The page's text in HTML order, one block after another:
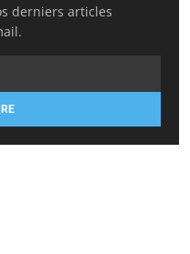
derniers articles